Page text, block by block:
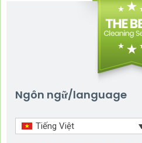
Ngôn ngữ/language
Tiếng Việt